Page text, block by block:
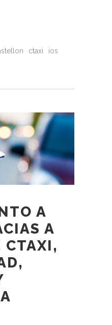
ctaxi
ios
A
A
CTAXI,